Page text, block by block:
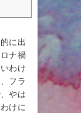
に出
ナ禍
わけ
フラ
やは
けに